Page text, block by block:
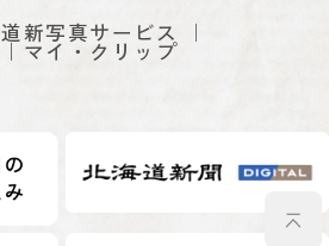
道新写真サービス
マイ・クリップ